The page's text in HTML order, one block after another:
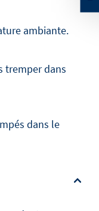
ambiante.
tremper dans
dans le